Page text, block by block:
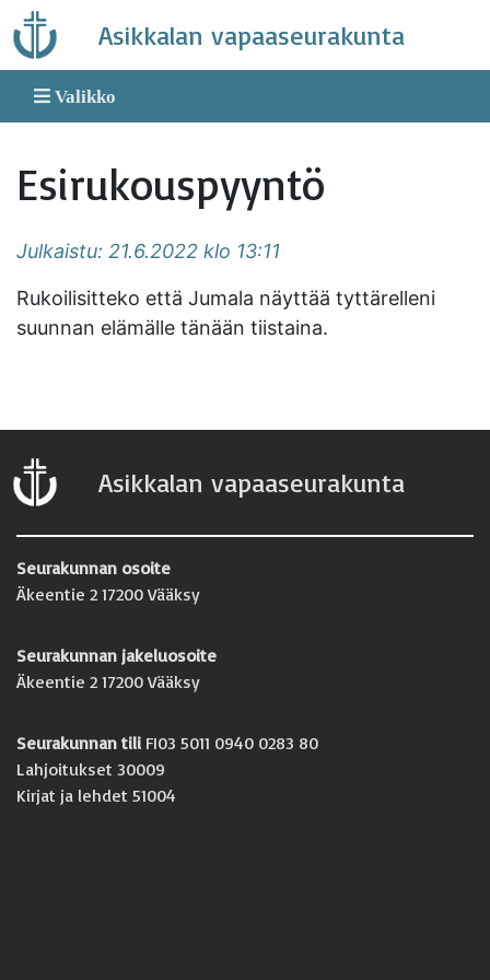
Skip
to
content
Asikkalan vapaaseurakunta
Valikko
Esirukouspyyntö
Julkaistu: 21.6.2022 klo 13:11
Rukoilisitteko että Jumala näyttää tyttärelleni
suunnan elämälle tänään tiistaina.
Asikkalan vapaaseurakunta
Seurakunnan osoite
Äkeentie 2 17200 Vääksy
Seurakunnan jakeluosoite
Äkeentie 2 17200 Vääksy
Seurakunnan tili FI03 5011 0940 0283 80
Lahjoitukset 30009
Kirjat ja lehdet 51004